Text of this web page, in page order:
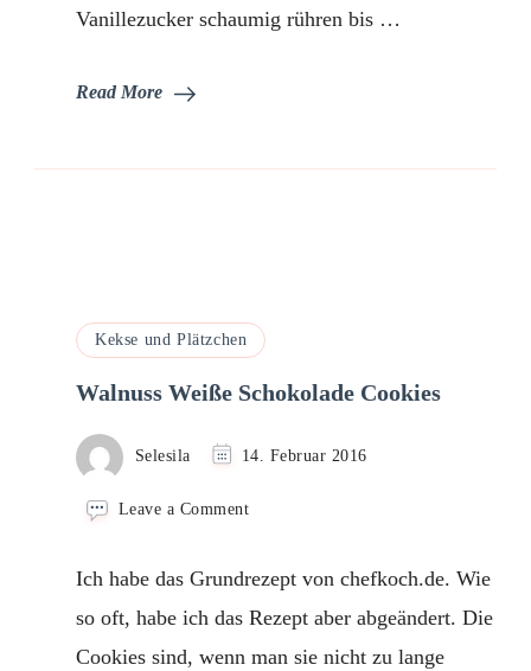
Vanillezucker schaumig rühren bis …
Read More
Kekse und Plätzchen
Walnuss Weiße Schokolade Cookies
Selesila 14. Februar 2016
Leave a Commenton
Schokolade
Cookies
Ich habe das Grundrezept von chefkoch.de. Wie
so oft, habe ich das Rezept aber abgeändert. Die
Cookies sind, wenn man sie nicht zu lange